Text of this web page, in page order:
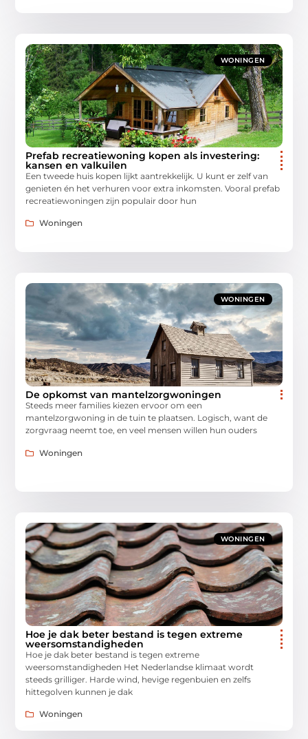
WONINGEN
Prefab recreatiewoning kopen als investering:
kansen en valkuilen
Een tweede huis kopen lijkt aantrekkelijk. U kunt er zelf van
genieten én het verhuren voor extra inkomsten. Vooral prefab
recreatiewoningen zijn populair door hun
Woningen
WONINGEN
De opkomst van mantelzorgwoningen
Steeds meer families kiezen ervoor om een
mantelzorgwoning in de tuin te plaatsen. Logisch, want de
zorgvraag neemt toe, en veel mensen willen hun ouders
Woningen
WONINGEN
Hoe je dak beter bestand is tegen extreme
weersomstandigheden
Hoe je dak beter bestand is tegen extreme
weersomstandigheden Het Nederlandse klimaat wordt
steeds grilliger. Harde wind, hevige regenbuien en zelfs
hittegolven kunnen je dak
Woningen